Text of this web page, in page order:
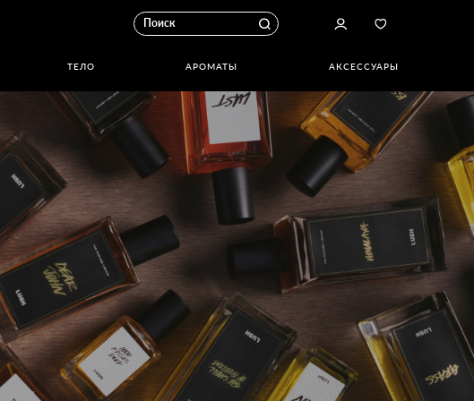
ТЕЛО АРОМАТЫ АКСЕССУАРЫ